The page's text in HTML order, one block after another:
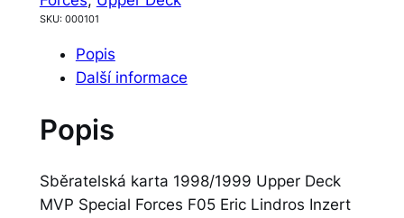
SKU: 000101
Popis
Další informace
Popis
Sběratelská karta 1998/1999 Upper Deck
MVP Special Forces F05 Eric Lindros Inzert